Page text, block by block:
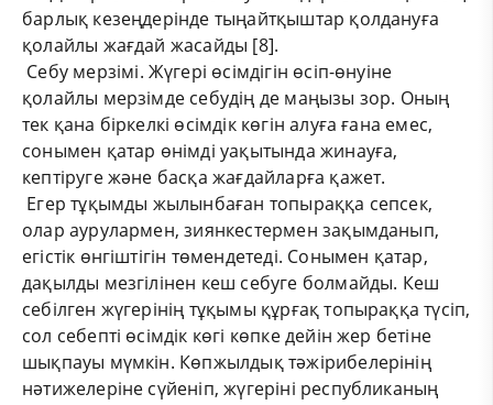
барлық кезеңдерінде тыңайтқыштар қолдануға
қолайлы жағдай жасайды [8].
Себу мерзімі. Жүгері өсімдігін өсіп-өнуіне
қолайлы мерзімде себудің де маңызы зор. Оның
тек қана біркелкі өсімдік көгін алуға ғана емес,
сонымен қатар өнімді уақытында жинауға,
кептіруге және басқа жағдайларға қажет.
Егер тұқымды жылынбаған топыраққа сепсек,
олар аурулармен, зиянкестермен зақымданып,
егістік өнгіштігін төмендетеді. Сонымен қатар,
дақылды мезгілінен кеш себуге болмайды. Кеш
себілген жүгерінің тұқымы құрғақ топыраққа түсіп,
сол себепті өсімдік көгі көпке дейін жер бетіне
шықпауы мүмкін. Көпжылдық тәжірибелерінің
нәтижелеріне сүйеніп, жүгеріні республиканың